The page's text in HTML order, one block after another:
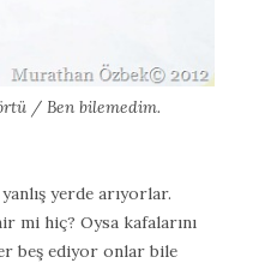
/ Ben bilemedim.
yerde arıyorlar.
mi hiç? Oysa kafalarını
beş ediyor onlar bile